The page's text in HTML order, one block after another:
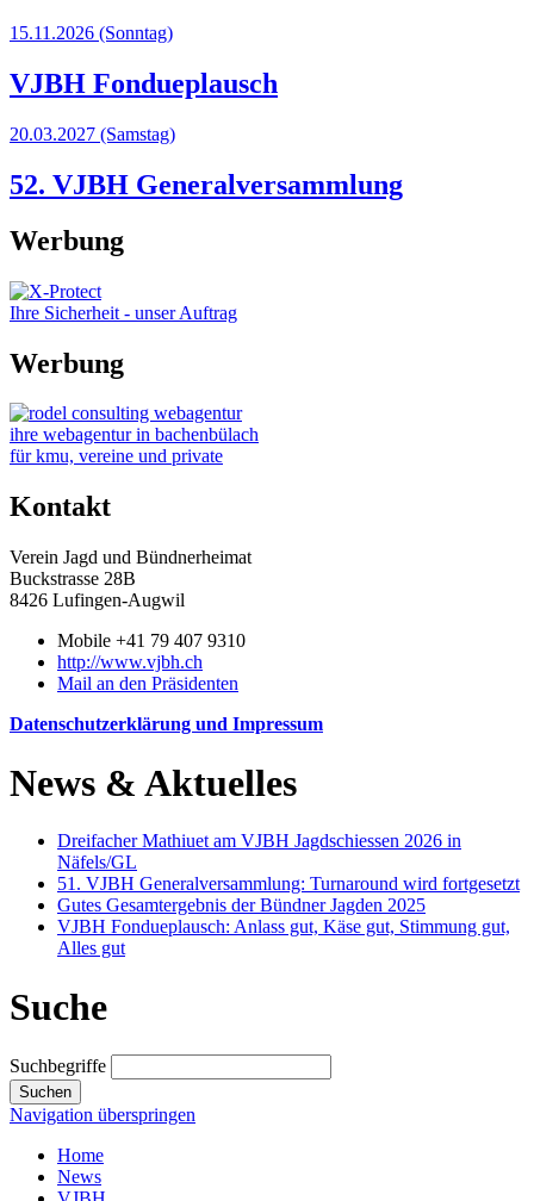
15.11.2026 (Sonntag)
VJBH Fondueplausch
20.03.2027 (Samstag)
52. VJBH Generalversammlung
Werbung
Ihre Sicherheit - unser Auftrag
Werbung
ihre webagentur in bachenbülach
für kmu, vereine und private
Kontakt
Verein Jagd und Bündnerheimat
Buckstrasse 28B
8426 Lufingen-Augwil
Mobile +41 79 407 9310
http://www.vjbh.ch
Mail an den Präsidenten
Datenschutzerklärung und Impressum
News & Aktuelles
Dreifacher Mathiuet am VJBH Jagdschiessen 2026 in
Näfels/GL
51. VJBH Generalversammlung: Turnaround wird fortgesetzt
Gutes Gesamtergebnis der Bündner Jagden 2025
VJBH Fondueplausch: Anlass gut, Käse gut, Stimmung gut,
Alles gut
Suche
Suchbegriffe
Suchen
Navigation überspringen
Home
News